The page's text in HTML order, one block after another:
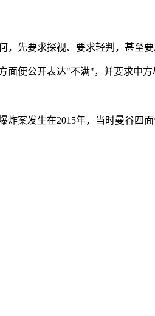
先要求探视、要求轻判，甚至要
便公开表达"不满"，并要求中方
案发生在2015年，当时曼谷四